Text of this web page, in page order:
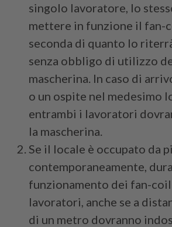
singolo lavoratore, lo
mettere in funzione il fan-
seconda di quanto lo
senza obbligo di utilizzo
mascherina. In caso di
o un ospite nel medesimo
entrambi i lavoratori
la mascherina.
Se il locale è occupato da
contemporaneamente,
funzionamento dei fan-
lavoratori, anche se a
di un metro dovranno